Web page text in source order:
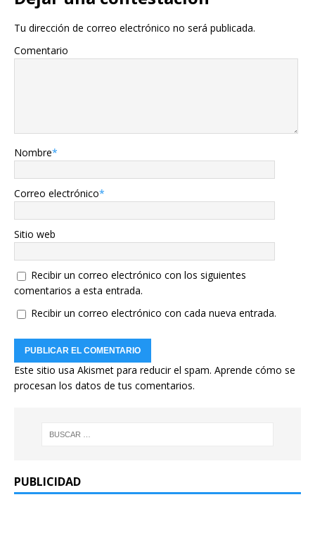
Tu dirección de correo electrónico no será publicada.
Comentario
Nombre*
Correo electrónico*
Sitio web
Recibir un correo electrónico con los siguientes
comentarios a esta entrada.
Recibir un correo electrónico con cada nueva entrada.
Este sitio usa Akismet para reducir el spam. Aprende cómo se
procesan los datos de tus comentarios.
PUBLICIDAD